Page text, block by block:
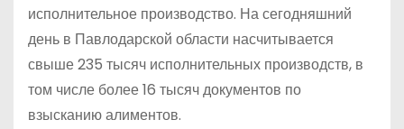
исполнительное производство. На сегодняшний
день в Павлодарской области насчитывается
свыше 235 тысяч исполнительных производств, в
том числе более 16 тысяч документов по
взысканию алиментов.